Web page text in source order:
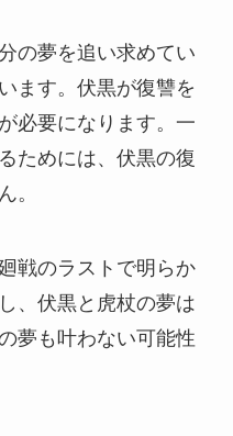
の夢を追い求めてい
ます。伏黒が復讐を
必要になります。一
ためには、伏黒の復
。
戦のラストで明らか
、伏黒と虎杖の夢は
夢も叶わない可能性